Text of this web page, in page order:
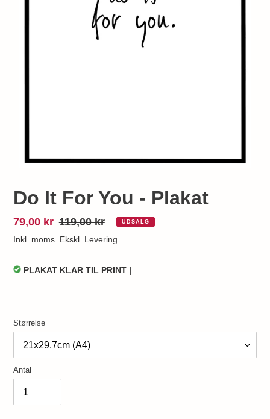
Do It For You - Plakat
Udsalgspris
79,00 kr Normalpris
119,00 kr UDSALG
Inkl. moms. Ekskl. Levering.
PLAKAT KLAR TIL PRINT |
Størrelse
Antal